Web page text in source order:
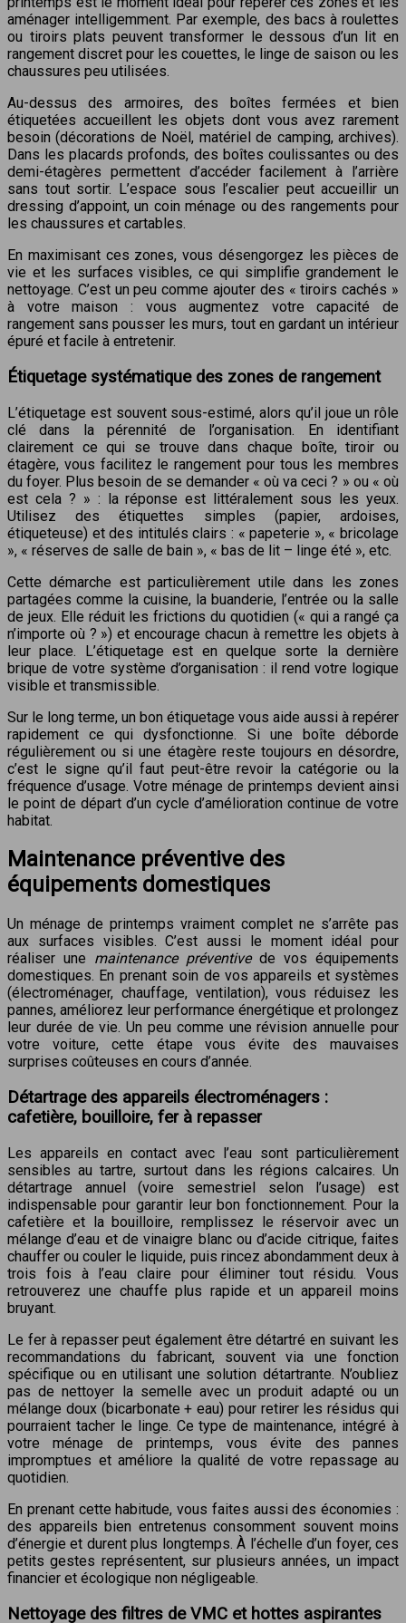
aménager intelligemment. Par exemple, des bacs à roulettes
ou tiroirs plats peuvent transformer le dessous d’un lit en
rangement discret pour les couettes, le linge de saison ou les
chaussures peu utilisées.
Au-dessus des armoires, des boîtes fermées et bien
étiquetées accueillent les objets dont vous avez rarement
besoin (décorations de Noël, matériel de camping, archives).
Dans les placards profonds, des boîtes coulissantes ou des
demi-étagères permettent d’accéder facilement à l’arrière
sans tout sortir. L’espace sous l’escalier peut accueillir un
dressing d’appoint, un coin ménage ou des rangements pour
les chaussures et cartables.
En maximisant ces zones, vous désengorgez les pièces de
vie et les surfaces visibles, ce qui simplifie grandement le
nettoyage. C’est un peu comme ajouter des « tiroirs cachés »
à votre maison : vous augmentez votre capacité de
rangement sans pousser les murs, tout en gardant un intérieur
épuré et facile à entretenir.
Étiquetage systématique des zones de rangement
L’étiquetage est souvent sous-estimé, alors qu’il joue un rôle
clé dans la pérennité de l’organisation. En identifiant
clairement ce qui se trouve dans chaque boîte, tiroir ou
étagère, vous facilitez le rangement pour tous les membres
du foyer. Plus besoin de se demander « où va ceci ? » ou « où
est cela ? » : la réponse est littéralement sous les yeux.
Utilisez des étiquettes simples (papier, ardoises,
étiqueteuse) et des intitulés clairs : « papeterie », « bricolage
», « réserves de salle de bain », « bas de lit – linge été », etc.
Cette démarche est particulièrement utile dans les zones
partagées comme la cuisine, la buanderie, l’entrée ou la salle
de jeux. Elle réduit les frictions du quotidien (« qui a rangé ça
n’importe où ? ») et encourage chacun à remettre les objets à
leur place. L’étiquetage est en quelque sorte la dernière
brique de votre système d’organisation : il rend votre logique
visible et transmissible.
Sur le long terme, un bon étiquetage vous aide aussi à repérer
rapidement ce qui dysfonctionne. Si une boîte déborde
régulièrement ou si une étagère reste toujours en désordre,
c’est le signe qu’il faut peut-être revoir la catégorie ou la
fréquence d’usage. Votre ménage de printemps devient ainsi
le point de départ d’un cycle d’amélioration continue de votre
habitat.
Maintenance préventive des
équipements domestiques
Un ménage de printemps vraiment complet ne s’arrête pas
aux surfaces visibles. C’est aussi le moment idéal pour
réaliser une maintenance préventivede vos équipements
domestiques. En prenant soin de vos appareils et systèmes
(électroménager, chauffage, ventilation), vous réduisez les
pannes, améliorez leur performance énergétique et prolongez
leur durée de vie. Un peu comme une révision annuelle pour
votre voiture, cette étape vous évite des mauvaises
surprises coûteuses en cours d’année.
Détartrage des appareils électroménagers :
cafetière, bouilloire, fer à repasser
Les appareils en contact avec l’eau sont particulièrement
sensibles au tartre, surtout dans les régions calcaires. Un
détartrage annuel (voire semestriel selon l’usage) est
indispensable pour garantir leur bon fonctionnement. Pour la
cafetière et la bouilloire, remplissez le réservoir avec un
mélange d’eau et de vinaigre blanc ou d’acide citrique, faites
chauffer ou couler le liquide, puis rincez abondamment deux à
trois fois à l’eau claire pour éliminer tout résidu. Vous
retrouverez une chauffe plus rapide et un appareil moins
bruyant.
Le fer à repasser peut également être détartré en suivant les
recommandations du fabricant, souvent via une fonction
spécifique ou en utilisant une solution détartrante. N’oubliez
pas de nettoyer la semelle avec un produit adapté ou un
mélange doux (bicarbonate + eau) pour retirer les résidus qui
pourraient tacher le linge. Ce type de maintenance, intégré à
votre ménage de printemps, vous évite des pannes
impromptues et améliore la qualité de votre repassage au
quotidien.
En prenant cette habitude, vous faites aussi des économies :
des appareils bien entretenus consomment souvent moins
d’énergie et durent plus longtemps. À l’échelle d’un foyer, ces
petits gestes représentent, sur plusieurs années, un impact
financier et écologique non négligeable.
Nettoyage des filtres de VMC et hottes aspirantes